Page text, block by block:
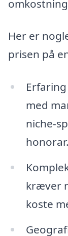
Her er
prisen på
med
niche-
honorar.
kræver
koste